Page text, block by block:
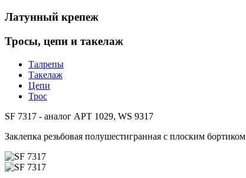
Латунный крепеж
Тросы, цепи и такелаж
Талрепы
Такелаж
Цепи
Трос
SF 7317 - аналог АРТ 1029, WS 9317
Заклепка резьбовая полушестигранная с плоским бортиком